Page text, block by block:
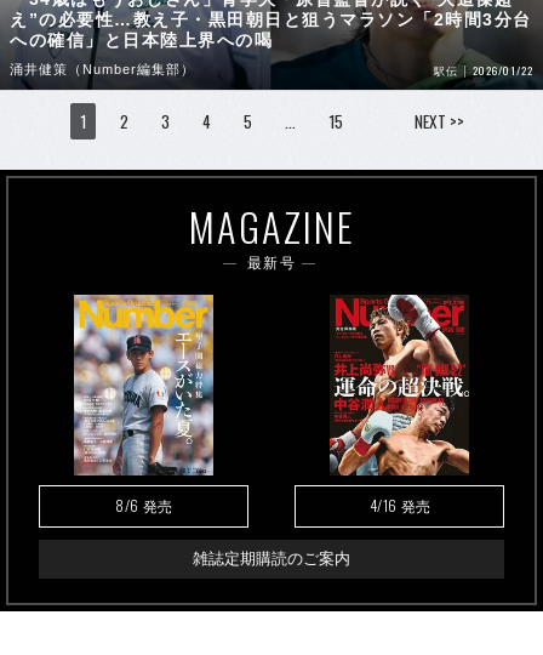
え”の必要性…教え子・黒田朝日と狙うマラソン「2時間3分台
への確信」と日本陸上界への喝
涌井健策（Number編集部） 駅伝 2026/01/22
1 2 3 4 5 15 NEXT >>
MAGAZINE
最新号
8/6 発売 4/16 発売
雑誌定期購読のご案内